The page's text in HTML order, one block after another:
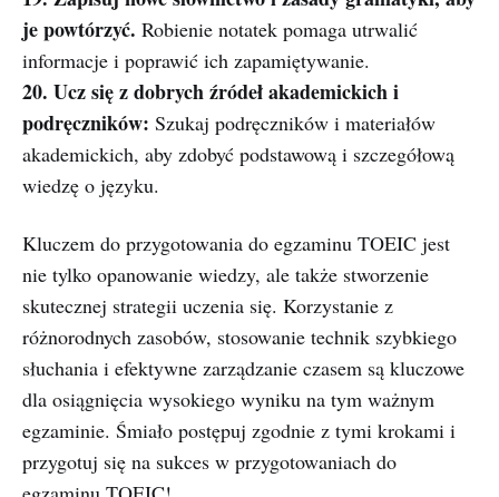
je powtórzyć. Robienie notatek pomaga utrwalić
informacje i poprawić ich zapamiętywanie.
20. Ucz się z dobrych źródeł akademickich i
podręczników: Szukaj podręczników i materiałów
akademickich, aby zdobyć podstawową i szczegółową
wiedzę o języku.
Kluczem do przygotowania do egzaminu TOEIC jest
nie tylko opanowanie wiedzy, ale także stworzenie
skutecznej strategii uczenia się. Korzystanie z
różnorodnych zasobów, stosowanie technik szybkiego
słuchania i efektywne zarządzanie czasem są kluczowe
dla osiągnięcia wysokiego wyniku na tym ważnym
egzaminie. Śmiało postępuj zgodnie z tymi krokami i
przygotuj się na sukces w przygotowaniach do